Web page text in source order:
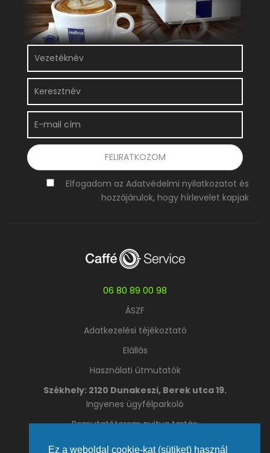
Ez a weboldal cookie-kat (sütiket) használ
Elfogadom az Adatvédelmi nyilatkozatot és
hozzájárulok, hogy hírlevelet kapjak
06 80 89 00 98
ÁSZF
Adatkezelési téjékoztató
Elállás
Használati útmutatók
Székhely: 2120 Dunakeszi, Berek utca 19.
Ingyenes ügyfélparkoló
Bemutatóterem nyitva tartás: